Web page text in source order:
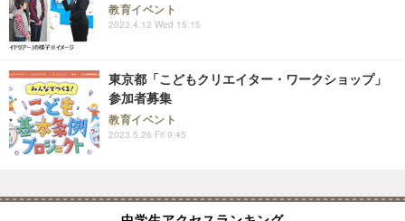
教育イベント
2023.4.12 Wed 15:15
東京都「こどもクリエイター・ワークショップ」
参加者募集
教育イベント
2023.5.26 Fri 9:45